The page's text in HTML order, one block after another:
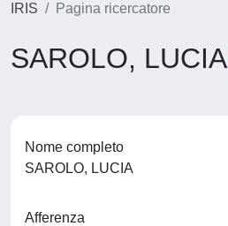
IRIS Pagina ricercatore
SAROLO, LUCIA
Nome completo
SAROLO, LUCIA
Afferenza